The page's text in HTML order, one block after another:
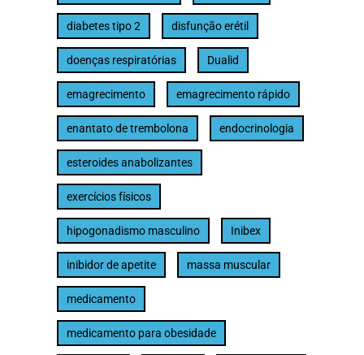
diabetes tipo 2 disfunção erétil
doenças respiratórias Dualid
emagrecimento emagrecimento rápido
enantato de trembolona endocrinologia
esteroides anabolizantes
exercícios físicos
hipogonadismo masculino Inibex
inibidor de apetite massa muscular
medicamento
medicamento para obesidade